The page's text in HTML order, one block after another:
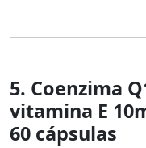
5. Coenzima
vitamina E
60 cápsulas